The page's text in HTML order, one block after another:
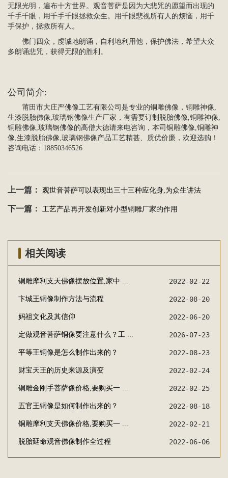
无限光明，遍布十方世界。观音菩萨是因为大悲咒的愿望而出现的
千手千眼，用千手千眼拯救众生。用千眼悲视所有人的烦恼，用千
手保护，拯救所有人。
佛门四众，虔诚地朗诵，自利地利用他，保护佛法，希望大众
多朗诵悲咒，获得无限的胜利。
公司简介:
莆田市大庄严佛像工艺有限公司是专业的铜雕佛像，铜雕神像,
生漆脱胎佛像,玻璃钢佛像生产厂家，有需要订制脱胎佛像,铜雕神像,
铜雕佛像,玻璃钢佛像的高僧大德请来电咨询，本司铜雕佛像,铜雕神
像,生漆脱胎佛像,玻璃钢佛像产品工艺精甚、质优价廉，欢迎选购！
咨询电话：18850346526
上一篇： 观世音菩萨可以表现出三十三种应化身,为众生讲法
下一篇： 工艺产品再开发创新对小型铜雕厂家的作用
相关阅读
铜雕摩利支天佛像摆放位置,家中 ... 2022-02-22
卞城王铜像制作方法与流程 2022-08-20
妈祖文化及其信仰 2022-06-20
定做观音菩萨铜像要注意什么？工 ... 2026-07-23
平等王铜像是怎么制作出来的？ 2022-08-23
财宝天王的历史来源及演变 2022-02-24
铜雕金刚手菩萨像价格,要购买一 ... 2022-02-25
五官王铜像是如何制作出来的？ 2022-08-18
铜雕摩利支天佛像价格,要购买一 ... 2022-02-21
脱胎延命观音佛像制作全过程 2022-06-06